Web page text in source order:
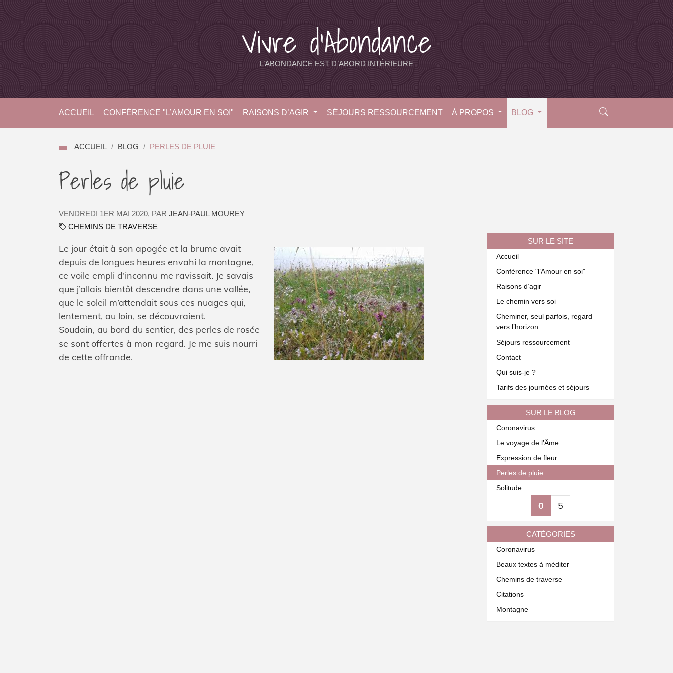
Vivre d’Abondance
L’ABONDANCE EST D’ABORD INTÉRIEURE
ACCUEIL CONFÉRENCE "L’AMOUR EN SOI" RAISONS D’AGIR SÉJOURS RESSOURCEMENT À PROPOS BLOG
ACCUEIL BLOG PERLES DE PLUIE
Perles de pluie
VENDREDI 1ER MAI 2020, PAR JEAN-PAUL MOUREY
CHEMINS DE TRAVERSE
Le jour était à son apogée et la brume avait
depuis de longues heures envahi la montagne,
ce voile empli d’inconnu me ravissait. Je savais
que j’allais bientôt descendre dans une vallée,
que le soleil m’attendait sous ces nuages qui,
lentement, au loin, se découvraient.
Soudain, au bord du sentier, des perles de rosée
se sont offertes à mon regard. Je me suis nourri
de cette offrande.
SUR LE SITE
Accueil
Conférence "l’Amour en soi"
Raisons d’agir
Le chemin vers soi
Cheminer, seul parfois, regard
vers l’horizon.
Séjours ressourcement
Contact
Qui suis-je ?
Tarifs des journées et séjours
SUR LE BLOG
Coronavirus
Le voyage de l’Âme
Expression de fleur
Perles de pluie
Solitude
0 5
CATÉGORIES
Coronavirus
Beaux textes à méditer
Chemins de traverse
Citations
Montagne